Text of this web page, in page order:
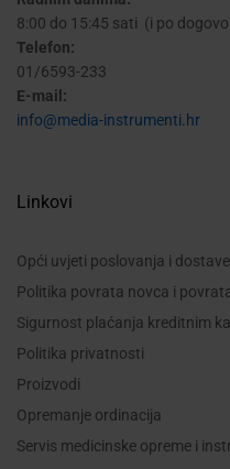
8:00 do 15:45 sati (i po
Telefon:
01/6593-233
E-mail:
info@media-instrumenti.hr
Linkovi
Opći uvjeti poslovanja i dostave
Politika povrata novca i
Sigurnost plaćanja kreditnim
Politika privatnosti
Proizvodi
Opremanje ordinacija
Servis medicinske opreme i